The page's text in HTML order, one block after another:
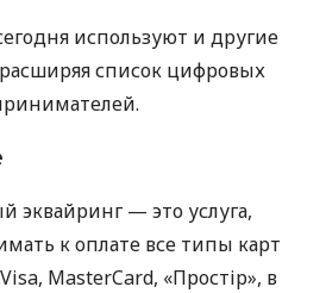
используют и другие
список цифровых
эквайринг — это услуга,
к оплате все типы карт
MasterCard, «Простір», в